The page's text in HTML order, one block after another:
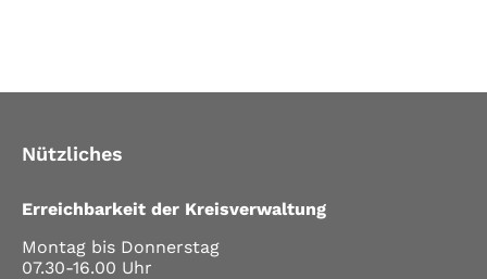
Nützliches
Erreichbarkeit der Kreisverwaltung
Montag bis Donnerstag
07.30-16.00 Uhr